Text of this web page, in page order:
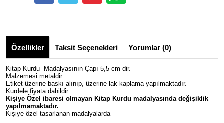
Özellikler Taksit Seçenekleri Yorumlar (0)
Kitap Kurdu Madalyasının Çapı 5,5 cm dir.
Malzemesi metaldir.
Etiket üzerine baskı alınıp, üzerine lak kaplama yapılmaktadır.
Kurdele fiyata dahildir.
Kişiye Özel ibaresi olmayan Kitap Kurdu madalyasında değişiklik
yapılmamaktadır.
Kişiye özel tasarlanan madalyalarda